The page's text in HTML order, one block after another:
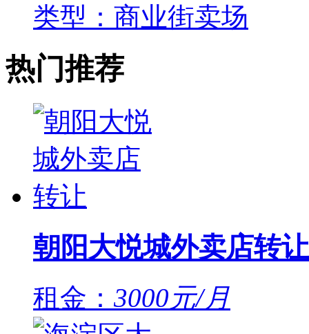
类型：商业街卖场
热门推荐
朝阳大悦城外卖店转让
租金： 3000元/月